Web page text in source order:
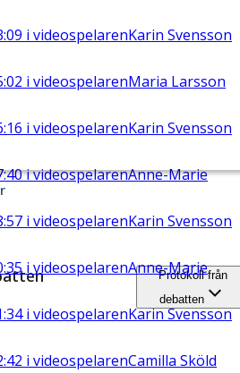
i videospelarenKarin Svensson
i videospelarenMaria Larsson
i videospelarenKarin Svensson
i videospelarenAnne-Marie
i videospelarenKarin Svensson
i videospelarenAnne-Marie
i videospelarenKarin Svensson
i videospelarenCamilla Sköld
Protokoll från
debatten